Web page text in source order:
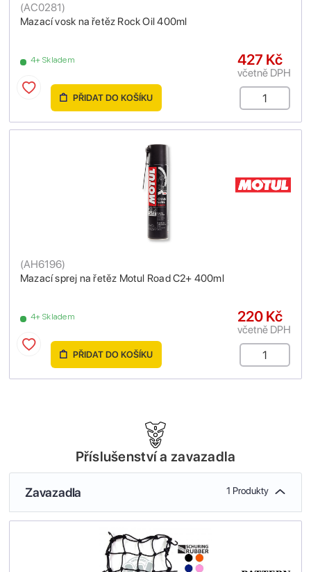
Mazací vosk na řetěz Rock Oil 400ml
(AC0281)
4+ Skladem 427 Kč
včetně DPH
PŘIDAT DO KOŠÍKU
Mazací sprej na řetěz Motul Road C2+ 400ml
(AH6196)
4+ Skladem 220 Kč
včetně DPH
PŘIDAT DO KOŠÍKU
Příslušenství a zavazadla
Zavazadla 1 Produkty